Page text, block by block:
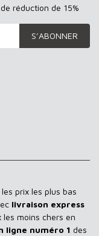
réduction de 15%
S’ABONNER
prix les plus bas
livraison express
moins chers en
ligne numéro 1 des